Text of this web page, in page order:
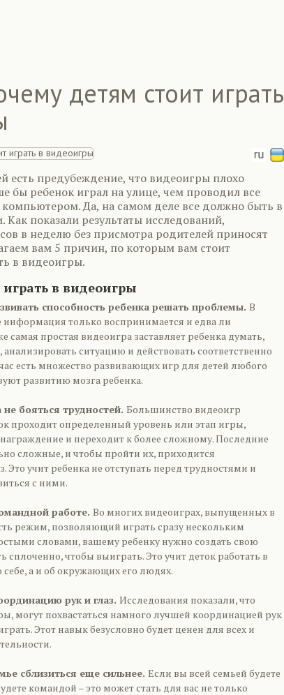
детям стоит играть
есть предубеждение, что видеоигры плохо
бы ребенок играл на улице, чем проводил все
компьютером. Да, на самом деле все должно быть в
показали результаты исследований,
в неделю без присмотра родителей приносят
вам 5 причин, по которым вам стоит
в видеоигры.
в видеоигры
способность ребенка решать проблемы. В
информация только воспринимается и едва ли
самая простая видеоигра заставляет ребенка думать,
ситуацию и действовать соответственно
есть множество развивающих игр для детей любого
развитию мозга ребенка.
бояться трудностей. Большинство видеоигр
проходит определенный уровень или этап игры,
и переходит к более сложному. Последние
сложные, и чтобы пройти их, приходится
Это учит ребенка не отступать перед трудностями и
с ними.
работе. Во многих видеоиграх, выпущенных в
режим, позволяющий играть сразу нескольким
словами, вашему ребенку нужно создать свою
сплоченно, чтобы выиграть. Это учит деток работать в
себе, а и об окружающих его людях.
рук и глаз. Исследования показали, что
могут похвастаться намного лучшей координацией рук
Этот навык безусловно будет ценен для всех и
сблизиться еще сильнее. Если вы всей семьей будете
командой – это может стать для вас не только